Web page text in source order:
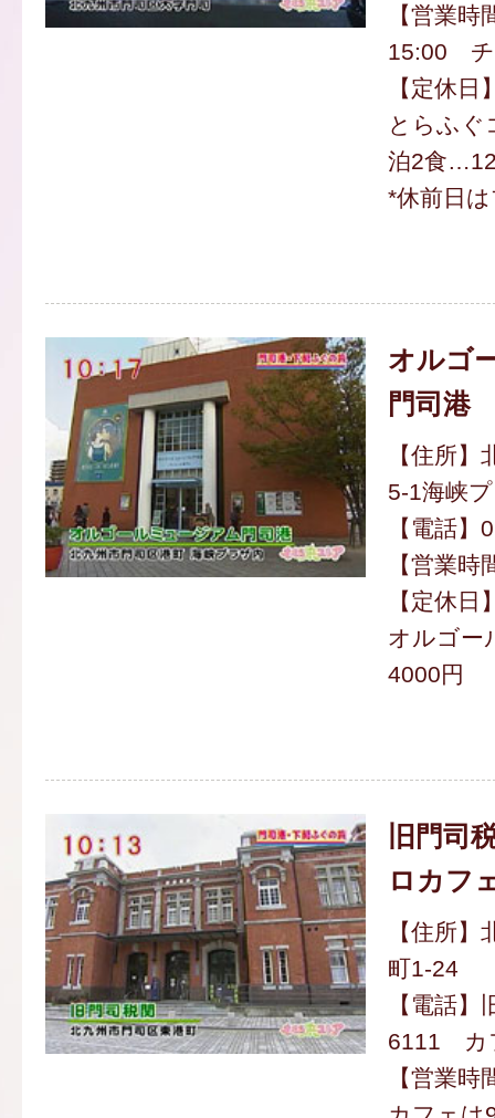
【営業
15:00 チ
【定休日
とらふぐ
泊2食
*休前日
オルゴ
門司港
【住所
5-1海峡
【電話
【営業
【定休日
オルゴー
4000円
旧門司
ロカフ
【住所
町1-24
【電話
6111 カ
【営業